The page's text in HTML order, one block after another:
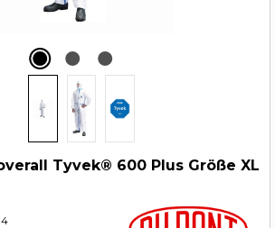
Tyvek® 600 Plus Größe XL